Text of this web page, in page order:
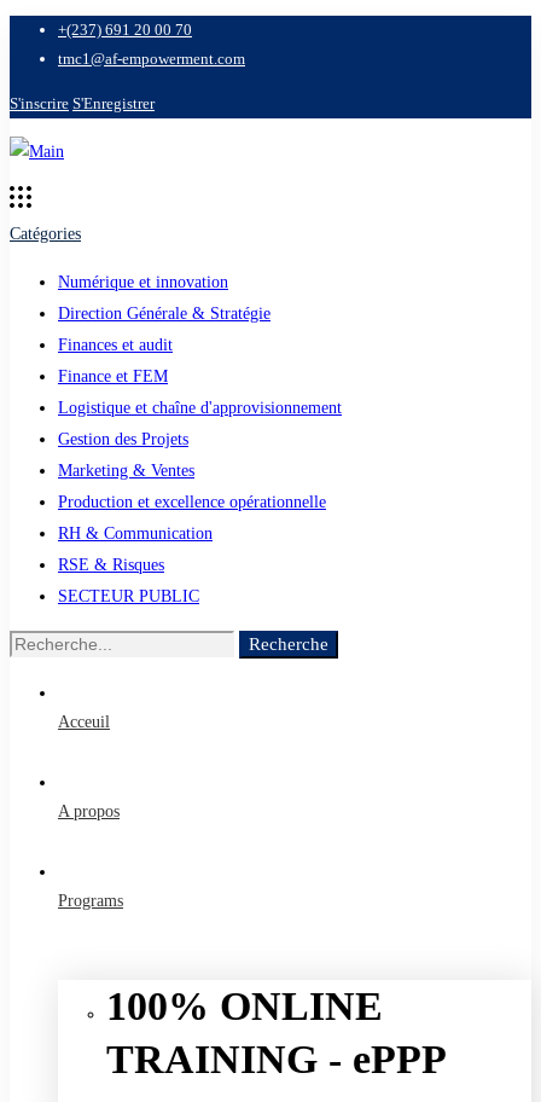
+(237) 691 20 00 70
tmc1@af-empowerment.com
S'inscrire S'Enregistrer
Catégories
Numérique et innovation
Direction Générale & Stratégie
Finances et audit
Finance et FEM
Logistique et chaîne d'approvisionnement
Gestion des Projets
Marketing & Ventes
Production et excellence opérationnelle
RH & Communication
RSE & Risques
SECTEUR PUBLIC
Recherche
Recherche
Acceuil
A propos
Programs
100% ONLINE
TRAINING - ePPP